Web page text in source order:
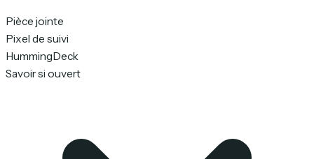
Pièce jointe
Pixel de suivi
HummingDeck
Savoir si ouvert